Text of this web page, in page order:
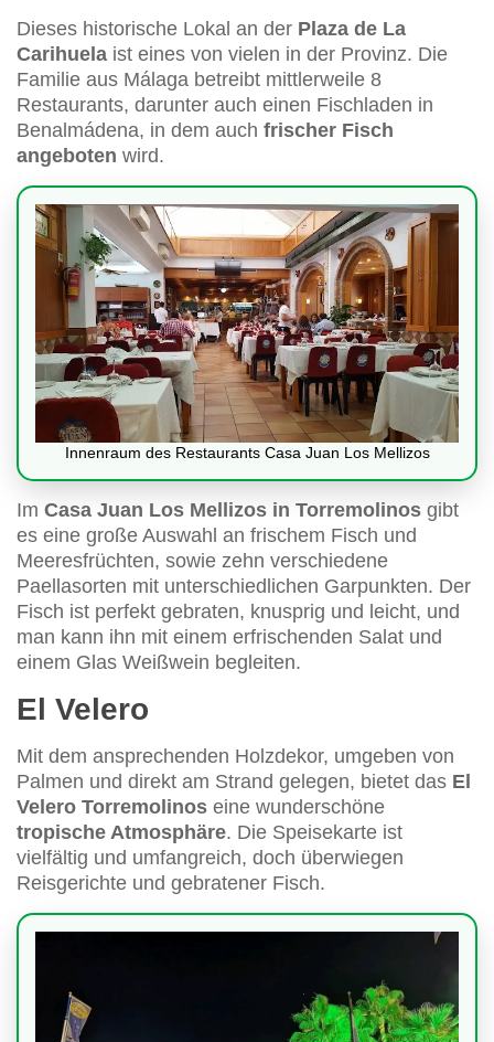
Dieses historische Lokal an der Plaza de La
Carihuela ist eines von vielen in der Provinz. Die
Familie aus Málaga betreibt mittlerweile 8
Restaurants, darunter auch einen Fischladen in
Benalmádena, in dem auch frischer Fisch
angeboten wird.
Innenraum des Restaurants Casa Juan Los Mellizos
Im Casa Juan Los Mellizos in Torremolinos gibt
es eine große Auswahl an frischem Fisch und
Meeresfrüchten, sowie zehn verschiedene
Paellasorten mit unterschiedlichen Garpunkten. Der
Fisch ist perfekt gebraten, knusprig und leicht, und
man kann ihn mit einem erfrischenden Salat und
einem Glas Weißwein begleiten.
El Velero
Mit dem ansprechenden Holzdekor, umgeben von
Palmen und direkt am Strand gelegen, bietet das El
Velero Torremolinos eine wunderschöne
tropische Atmosphäre. Die Speisekarte ist
vielfältig und umfangreich, doch überwiegen
Reisgerichte und gebratener Fisch.